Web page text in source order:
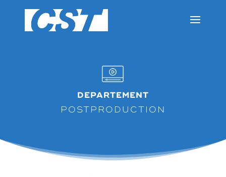
DEPARTEMENT
POSTPRODUCTION